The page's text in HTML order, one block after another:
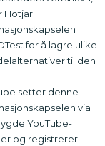
Hotjar
for å lagre ulike
til den
setter denne
via
YouTube-
og registrerer